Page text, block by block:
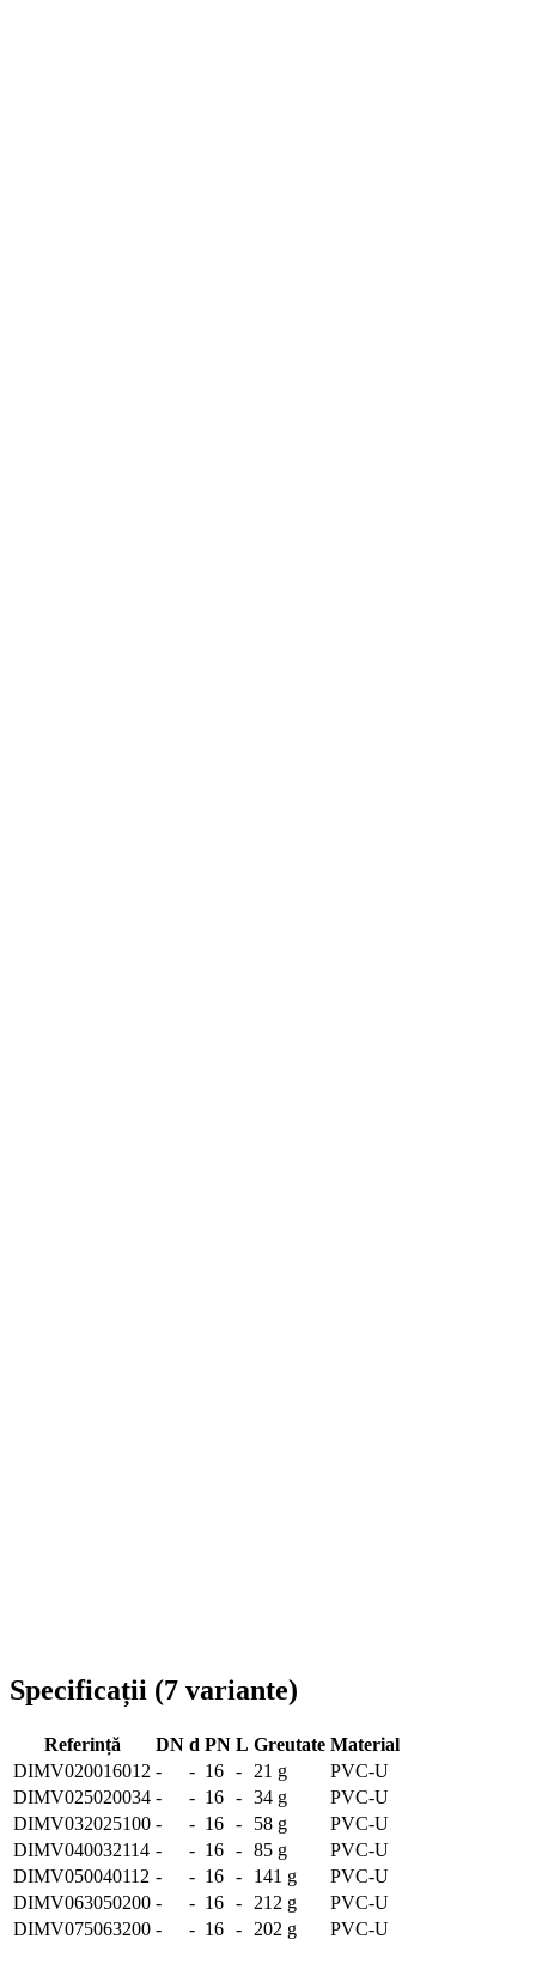
Specificații (7 variante)
Referință DN d PN L Greutate Material
DIMV020016012 - - 16 - 21 g
PVC-U
DIMV025020034 - - 16 - 34 g
PVC-U
DIMV032025100 - - 16 - 58 g
PVC-U
DIMV040032114 - - 16 - 85 g
PVC-U
DIMV050040112 - - 16 - 141 g
PVC-U
DIMV063050200 - - 16 - 212 g
PVC-U
DIMV075063200 - - 16 - 202 g PVC-U